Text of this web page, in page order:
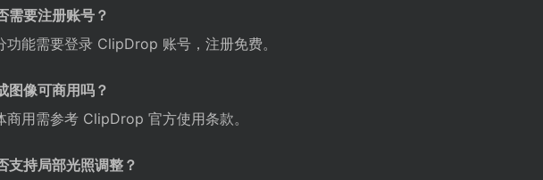
需要注册账号？
功能需要登录 ClipDrop 账号，注册免费。
图像可商用吗？
商用需参考 ClipDrop 官方使用条款。
支持局部光照调整？